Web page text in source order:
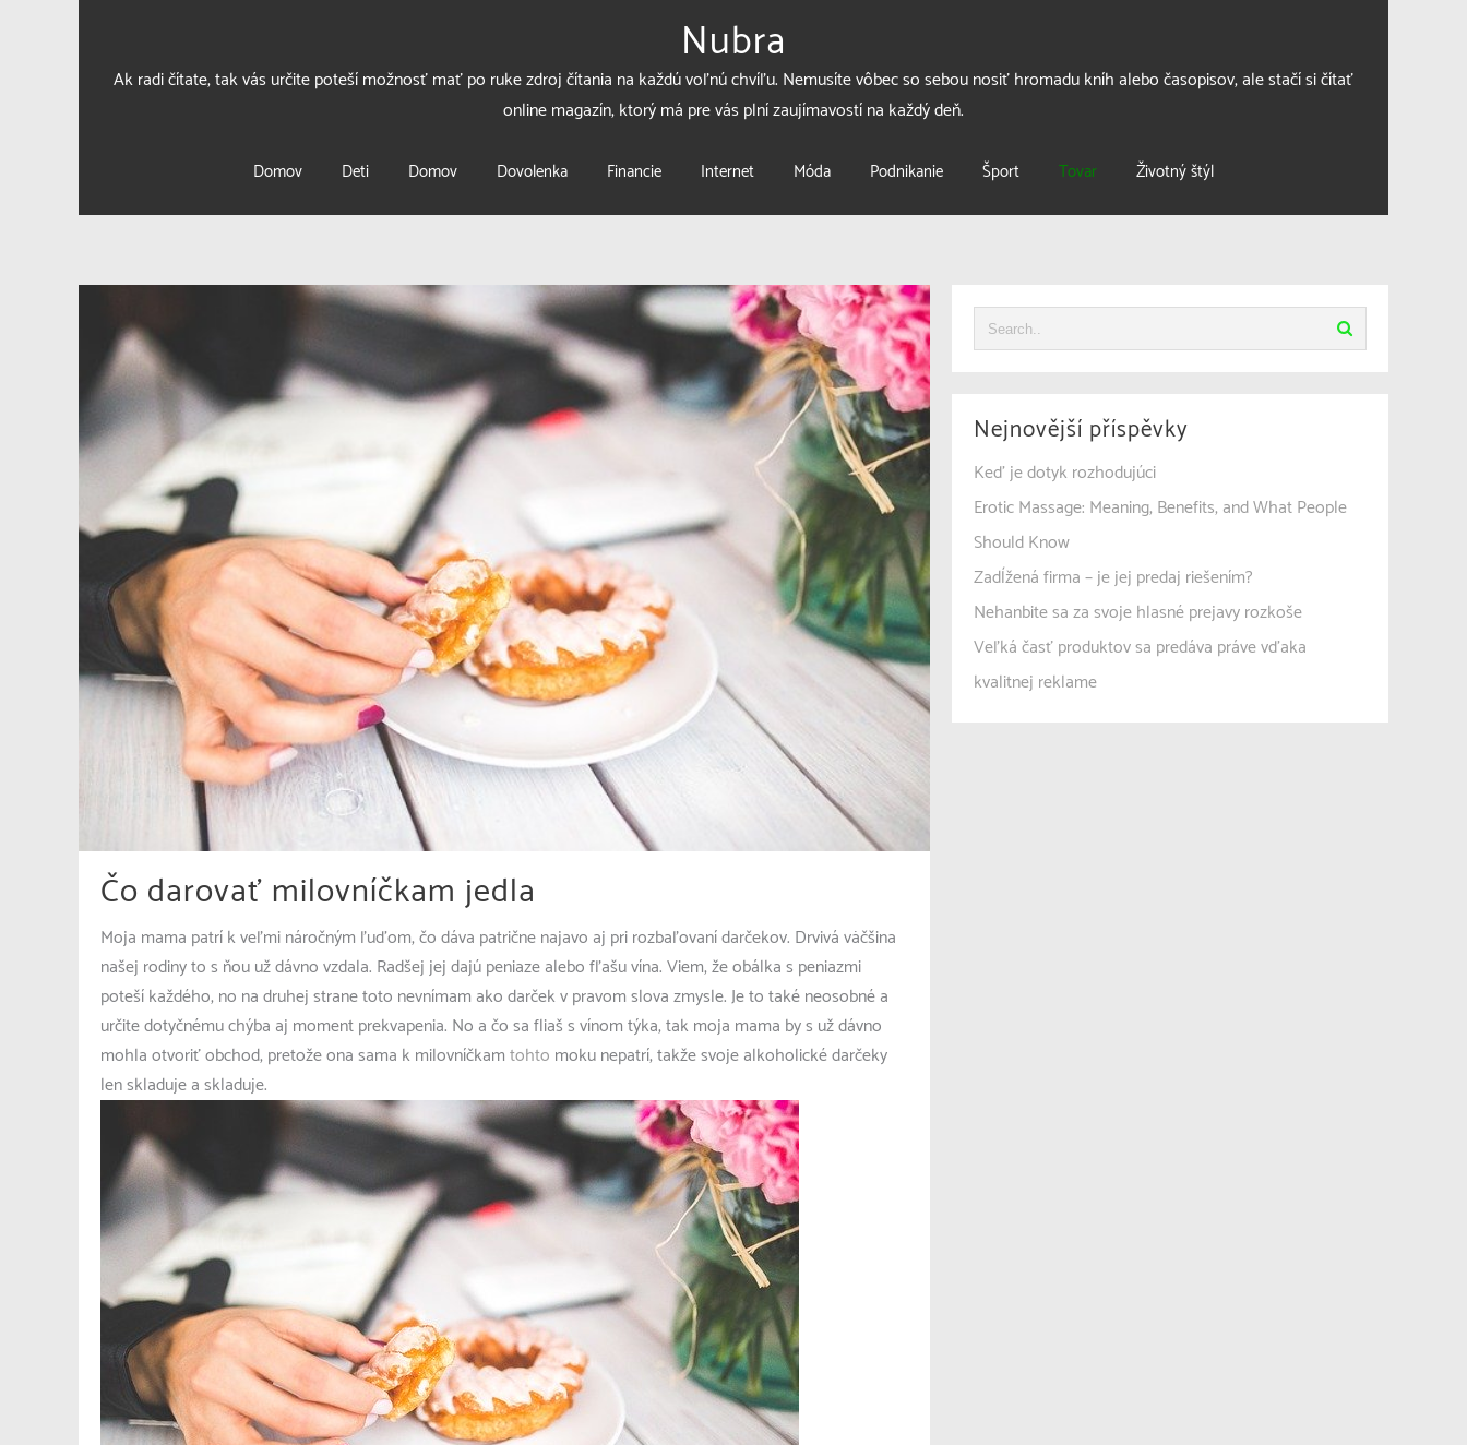
Nubra
Ak radi čítate, tak vás určite poteší možnosť mať po ruke zdroj čítania na každú voľnú chvíľu. Nemusíte vôbec so sebou nosiť hromadu kníh alebo časopisov, ale stačí si čítať
online magazín, ktorý má pre vás plní zaujímavostí na každý deň.
Domov Deti Domov Dovolenka Financie Internet Móda Podnikanie Šport Tovar Životný štýl
Čo darovať milovníčkam jedla
Moja mama patrí k veľmi náročným ľuďom, čo dáva patrične najavo aj pri rozbaľovaní darčekov. Drvivá väčšina
našej rodiny to s ňou už dávno vzdala. Radšej jej dajú peniaze alebo fľašu vína. Viem, že obálka s peniazmi
poteší každého, no na druhej strane toto nevnímam ako darček v pravom slova zmysle. Je to také neosobné a
určite dotyčnému chýba aj moment prekvapenia. No a čo sa fliaš s vínom týka, tak moja mama by s už dávno
mohla otvoriť obchod, pretože ona sama k milovníčkamtohto moku nepatrí, takže svoje alkoholické darčeky
len skladuje a skladuje.
Nejnovější příspěvky
Keď je dotyk rozhodujúci
Erotic Massage: Meaning, Benefits, and What People
Should Know
Zadĺžená firma – je jej predaj riešením?
Nehanbite sa za svoje hlasné prejavy rozkoše
Veľká časť produktov sa predáva práve vďaka
kvalitnej reklame